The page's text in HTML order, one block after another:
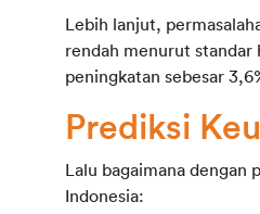
Lebih lanjut,
rendah menurut standar
peningkatan sebesar
Prediksi
Lalu bagaimana
Indonesia: